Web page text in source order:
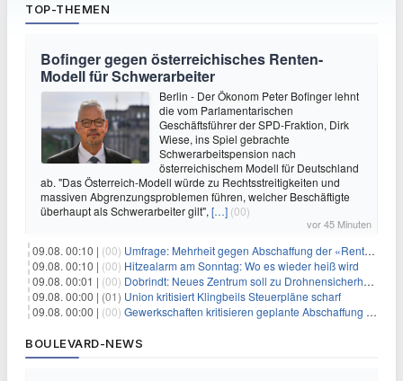
TOP-THEMEN
Bofinger gegen österreichisches Renten-
Modell für Schwerarbeiter
Berlin - Der Ökonom Peter Bofinger lehnt
die vom Parlamentarischen
Geschäftsführer der SPD-Fraktion, Dirk
Wiese, ins Spiel gebrachte
Schwerarbeitspension nach
österreichischem Modell für Deutschland
ab. "Das Österreich-Modell würde zu Rechtsstreitigkeiten und
massiven Abgrenzungsproblemen führen, welcher Beschäftigte
überhaupt als Schwerarbeiter gilt", […] (00)
vor 45 Minuten
09.08. 00:10 | (00) Umfrage: Mehrheit gegen Abschaffung der «Rente mit 63»
09.08. 00:10 | (00) Hitzealarm am Sonntag: Wo es wieder heiß wird
09.08. 00:01 | (00) Dobrindt: Neues Zentrum soll zu Drohnensicherheit forschen
09.08. 00:00 | (01) Union kritisiert Klingbeils Steuerpläne scharf
09.08. 00:00 | (00) Gewerkschaften kritisieren geplante Abschaffung der "Rente mit 63"
BOULEVARD-NEWS